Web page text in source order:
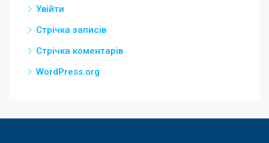
Увійти
Стрічка записів
Стрічка коментарів
WordPress.org